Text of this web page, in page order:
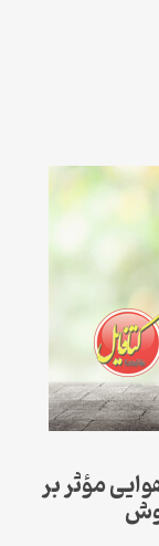
مؤثر بر